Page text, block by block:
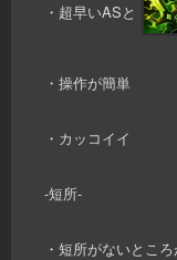
・超早いASと
・操作が簡単
・カッコイイ
-短所-
・短所がないとこ